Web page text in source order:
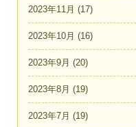
2023年11月 (17)
2023年10月 (16)
2023年9月 (20)
2023年8月 (19)
2023年7月 (19)